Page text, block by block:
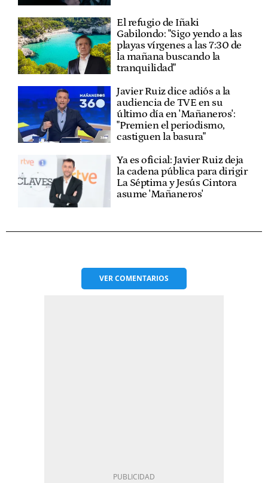
El refugio de Iñaki
Gabilondo: "Sigo yendo a las
playas vírgenes a las 7:30 de
la mañana buscando la
tranquilidad"
Javier Ruiz dice adiós a la
audiencia de TVE en su
último día en 'Mañaneros':
"Premien el periodismo,
castiguen la basura"
Ya es oficial: Javier Ruiz deja
la cadena pública para dirigir
La Séptima y Jesús Cintora
asume 'Mañaneros'
VERCOMENTARIOS